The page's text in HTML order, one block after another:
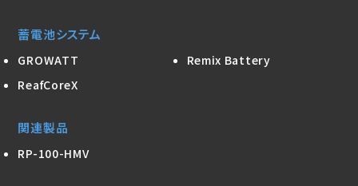
蓄電池システム
GROWATT
Remix Battery
ReafCoreX
関連製品
RP-100-HMV